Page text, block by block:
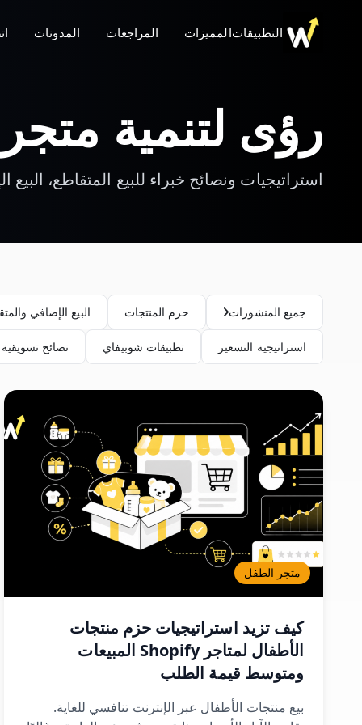
التطبيقاتالمميزات المراجعات المدونات
رؤى لتنمية
استراتيجيات ونصائح خبراء للبيع المتقاطع،
جميع المنشورات حزم المنتجات البيع الإضافي
استراتيجية التسعير تطبيقات شوبيفاي نصائح تسويقية
متجر الطفل
كيف تزيد استراتيجيات حزم منتجات
الأطفال لمتاجر Shopify المبيعات
ومتوسط قيمة الطلب
بيع منتجات الأطفال عبر الإنترنت تنافسي للغاية.